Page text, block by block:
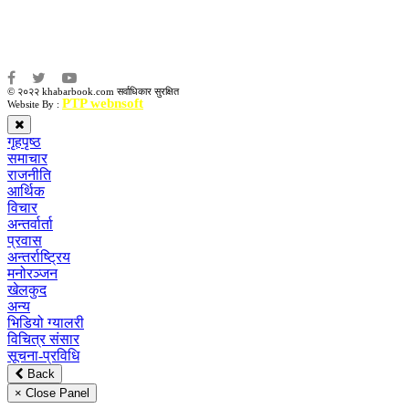
© २०२२ khabarbook.com सर्वाधिकार सुरक्षित
Website By : PTP webnsoft
गृहपृष्ठ
समाचार
राजनीति
आर्थिक
विचार
अन्तर्वार्ता
प्रवास
अन्तर्राष्ट्रिय
मनोरञ्जन
खेलकुद
अन्य
भिडियो ग्यालरी
विचित्र संसार
सूचना-प्रविधि
Back
× Close Panel